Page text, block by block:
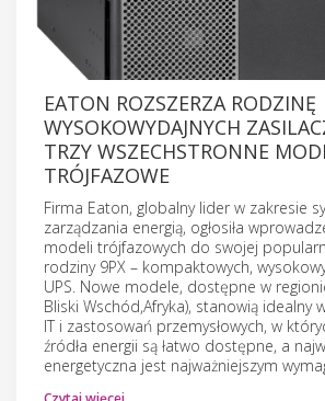
EATON ROZSZERZA RODZINĘ
WYSOKOWYDAJNYCH
TRZY WSZECHSTRONNE
TRÓJFAZOWE
Firma Eaton, globalny lider w zakresie
zarządzania energią, ogłosiła
modeli trójfazowych do swojej
rodziny 9PX – kompaktowych,
UPS. Nowe modele, dostępne w
Bliski Wschód,Afryka), stanowią idealny
IT i zastosowań przemysłowych, w
źródła energii są łatwo dostępne, a
energetyczna jest najważniejszym